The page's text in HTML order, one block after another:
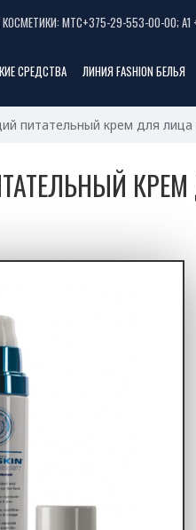
МТС+375-29-553-00-00; А1
СРЕДСТВА ЛИНИЯ FASHION БЕЛЬЯ
питательный крем для
КРЕМ